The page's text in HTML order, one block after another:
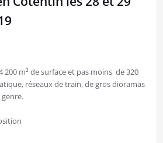
200 m² de surface et pas moins de 320
réseaux de train, de gros dioramas